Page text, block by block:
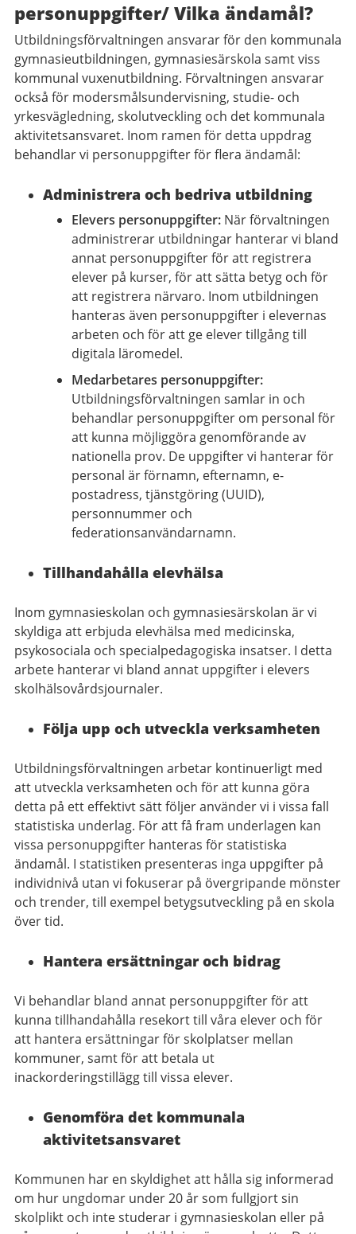
personuppgifter/ Vilka ändamål?
Utbildningsförvaltningen ansvarar för den kommunala
gymnasieutbildningen, gymnasiesärskola samt viss
kommunal vuxenutbildning. Förvaltningen ansvarar
också för modersmålsundervisning, studie- och
yrkesvägledning, skolutveckling och det kommunala
aktivitetsansvaret. Inom ramen för detta uppdrag
behandlar vi personuppgifter för flera ändamål:
Administrera och bedriva utbildning
Elevers personuppgifter: När förvaltningen
administrerar utbildningar hanterar vi bland
annat personuppgifter för att registrera
elever på kurser, för att sätta betyg och för
att registrera närvaro. Inom utbildningen
hanteras även personuppgifter i elevernas
arbeten och för att ge elever tillgång till
digitala läromedel.
Medarbetares personuppgifter:
Utbildningsförvaltningen samlar in och
behandlar personuppgifter om personal för
att kunna möjliggöra genomförande av
nationella prov. De uppgifter vi hanterar för
personal är förnamn, efternamn, e-
postadress, tjänstgöring (UUID),
personnummer och
federationsanvändarnamn.
Tillhandahålla elevhälsa
Inom gymnasieskolan och gymnasiesärskolan är vi
skyldiga att erbjuda elevhälsa med medicinska,
psykosociala och specialpedagogiska insatser. I detta
arbete hanterar vi bland annat uppgifter i elevers
skolhälsovårdsjournaler.
Följa upp och utveckla verksamheten
Utbildningsförvaltningen arbetar kontinuerligt med
att utveckla verksamheten och för att kunna göra
detta på ett effektivt sätt följer använder vi i vissa fall
statistiska underlag. För att få fram underlagen kan
vissa personuppgifter hanteras för statistiska
ändamål. I statistiken presenteras inga uppgifter på
individnivå utan vi fokuserar på övergripande mönster
och trender, till exempel betygsutveckling på en skola
över tid.
Hantera ersättningar och bidrag
Vi behandlar bland annat personuppgifter för att
kunna tillhandahålla resekort till våra elever och för
att hantera ersättningar för skolplatser mellan
kommuner, samt för att betala ut
inackorderingstillägg till vissa elever.
Genomföra det kommunala
aktivitetsansvaret
Kommunen har en skyldighet att hålla sig informerad
om hur ungdomar under 20 år som fullgjort sin
skolplikt och inte studerar i gymnasieskolan eller på